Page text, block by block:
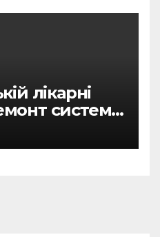
лікарні
системи